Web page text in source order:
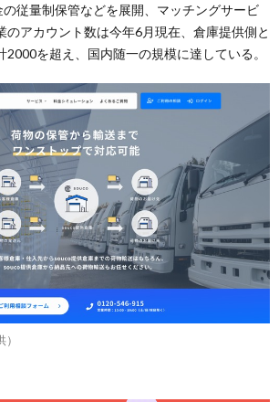
従量制保管などを展開、マッチングサービ
のアカウント数は今年6月現在、倉庫提供側と
を超え、国内随一の規模に達している。